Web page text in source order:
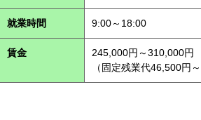
就業時間 9:00～18:00
賃金
245,000円～310,000円
（固定残業代46,500円